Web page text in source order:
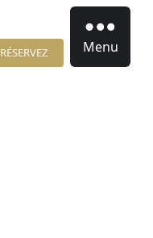
RÉSERVEZ Menu